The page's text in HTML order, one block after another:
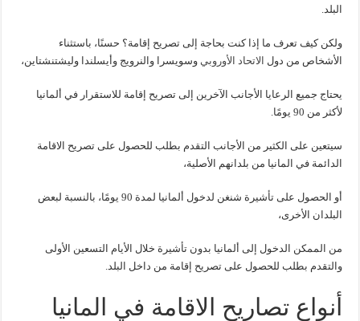
البلد.
ولكن كيف تعرف ما إذا كنت بحاجة إلى تصريح إقامة؟ حسنًا، باستثناء
الأشخاص من دول الاتحاد الأوروبي وسويسرا والنرويج وأيسلندا وليشتنشتاين،
يحتاج جميع الرعايا الأجانب الآخرين إلى تصريح إقامة للاستقرار في ألمانيا
لأكثر من 90 يومًا.
سيتعين على الكثير من الأجانب التقدم بطلب للحصول على تصريح الاقامة
الدائمة في المانيا من بلدانهم الأصلية،
أو الحصول على تأشيرة شنغن لدخول ألمانيا لمدة 90 يومًا، بالنسبة لبعض
البلدان الأخرى،
من الممكن الدخول إلى ألمانيا بدون تأشيرة خلال الأيام التسعين الأولى
والتقدم بطلب للحصول على تصريح إقامة من داخل البلد.
أنواع تصاريح الاقامة في المانيا